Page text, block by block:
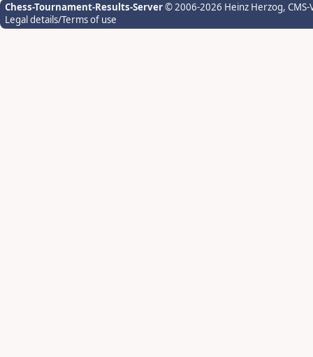
Chess-Tournament-Results-Server© 2006-2026 Heinz Herzog,
Legal details/Terms of use